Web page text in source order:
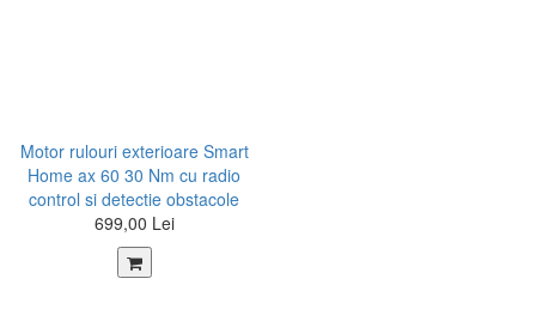
Motor rulouri exterioare Smart
Home ax 60 30 Nm cu radio
control si detectie obstacole
699,00 Lei